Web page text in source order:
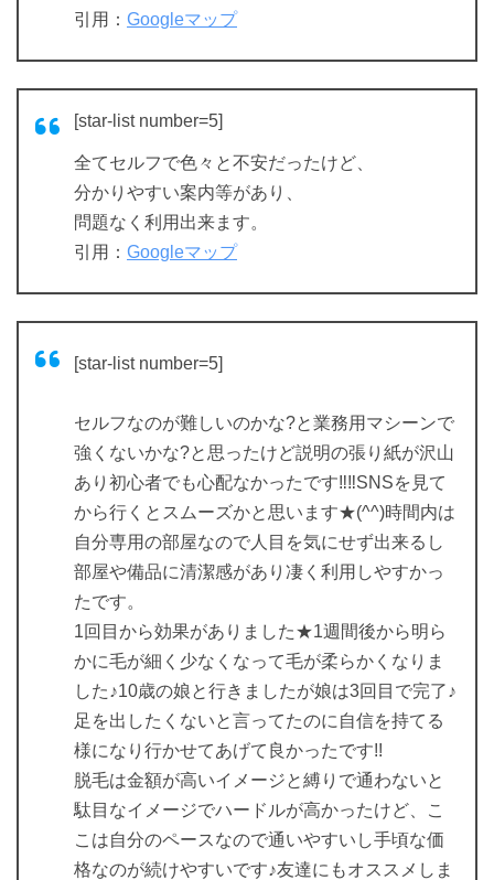
引用： Googleマップ
[star-list number=5]
全てセルフで色々と不安だったけど、
分かりやすい案内等があり、
問題なく利用出来ます。
引用： Googleマップ
[star-list number=5]
セルフなのが難しいのかな?と業務用マシーンで
強くないかな?と思ったけど説明の張り紙が沢山
あり初心者でも心配なかったです‼︎‼︎SNSを見て
から行くとスムーズかと思います★(^^)時間内は
自分専用の部屋なので人目を気にせず出来るし
部屋や備品に清潔感があり凄く利用しやすかっ
たです。
1回目から効果がありました★1週間後から明ら
かに毛が細く少なくなって毛が柔らかくなりま
した♪10歳の娘と行きましたが娘は3回目で完了♪
足を出したくないと言ってたのに自信を持てる
様になり行かせてあげて良かったです!!
脱毛は金額が高いイメージと縛りで通わないと
駄目なイメージでハードルが高かったけど、こ
こは自分のペースなので通いやすいし手頃な価
格なのが続けやすいです♪友達にもオススメしま